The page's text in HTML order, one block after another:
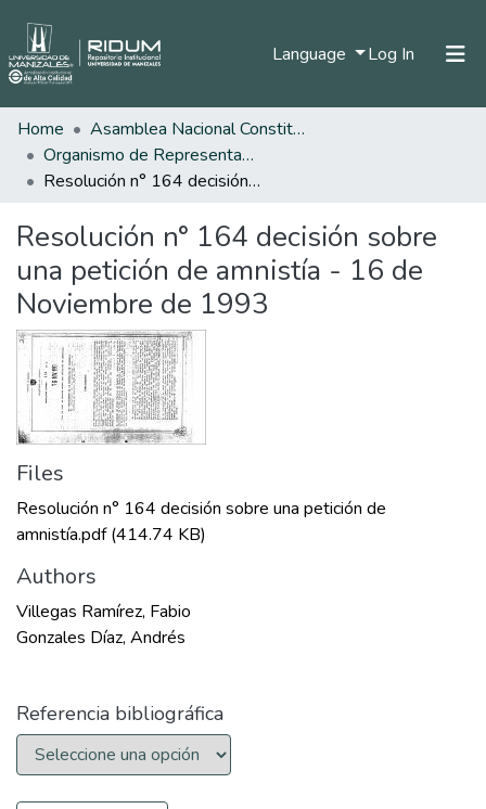
Language Log In (current)
Statistics
Home
Asamblea Nacional Constituyente
Organismo de Representantes Constituyente
Resolución n° 164 decisión sobre una petición de amnistía - 16 de Noviembre de 1993
Resolución n° 164 decisión sobre
una petición de amnistía - 16 de
Noviembre de 1993
Files
Resolución n° 164 decisión sobre una petición de
amnistía.pdf(414.74 KB)
Authors
Villegas Ramírez, Fabio
Gonzales Díaz, Andrés
Referencia bibliográfica